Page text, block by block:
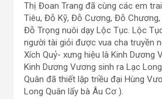
Thị Đoan Trang đã cùng các em
Tiêu, Đỗ Kỹ, Đỗ Cương, Đỗ
Đỗ Trọng nuôi dạy Lộc Tục. Lộc
người tài giỏi được vua cha truyền
Xích Quỷ- xưng hiệu là Kinh Dương
Kinh Dương Vương sinh ra Lạc
Quân đã thiết lập triều đại Hùng
Long Quân lấy bà Âu Cơ ).